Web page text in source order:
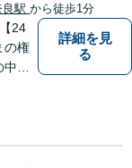
駅 から徒歩1分
24
の権
に
でお
、お
詳細を見
る